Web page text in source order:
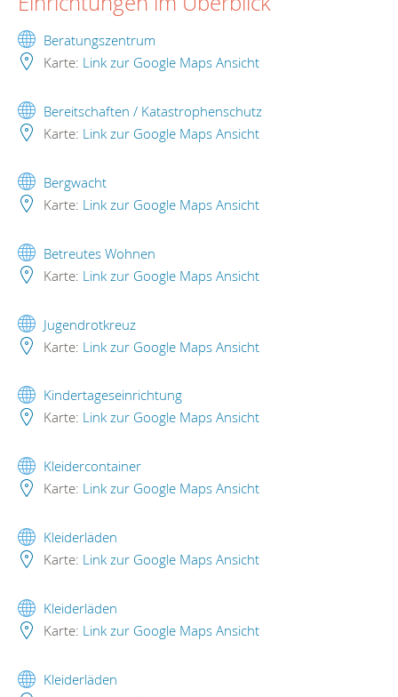
Beratungszentrum
Karte: Link zur Google Maps Ansicht
Bereitschaften / Katastrophenschutz
Karte: Link zur Google Maps Ansicht
Bergwacht
Karte: Link zur Google Maps Ansicht
Betreutes Wohnen
Karte: Link zur Google Maps Ansicht
Jugendrotkreuz
Karte: Link zur Google Maps Ansicht
Kindertageseinrichtung
Karte: Link zur Google Maps Ansicht
Kleidercontainer
Karte: Link zur Google Maps Ansicht
Kleiderläden
Karte: Link zur Google Maps Ansicht
Kleiderläden
Karte: Link zur Google Maps Ansicht
Kleiderläden